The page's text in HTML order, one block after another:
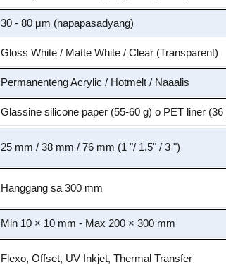
30 - 80 μm (napapasadyang)
Gloss White / Matte White / Clear (Transparent)
Permanenteng Acrylic / Hotmelt / Naaalis
Glassine silicone paper (55-60 g) o PET liner (36
25 mm / 38 mm / 76 mm (1 "/ 1.5" / 3 ")
Hanggang sa 300 mm
Min 10 × 10 mm - Max 200 × 300 mm
Flexo, Offset, UV Inkjet, Thermal Transfer